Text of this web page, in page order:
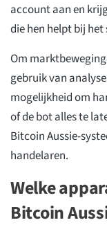
account aan en
die hen helpt bij
Om
gebruik van
mogelijkheid om
of de bot alles te
Bitcoin Aussie-
handelaren.
Welke
Bitcoin